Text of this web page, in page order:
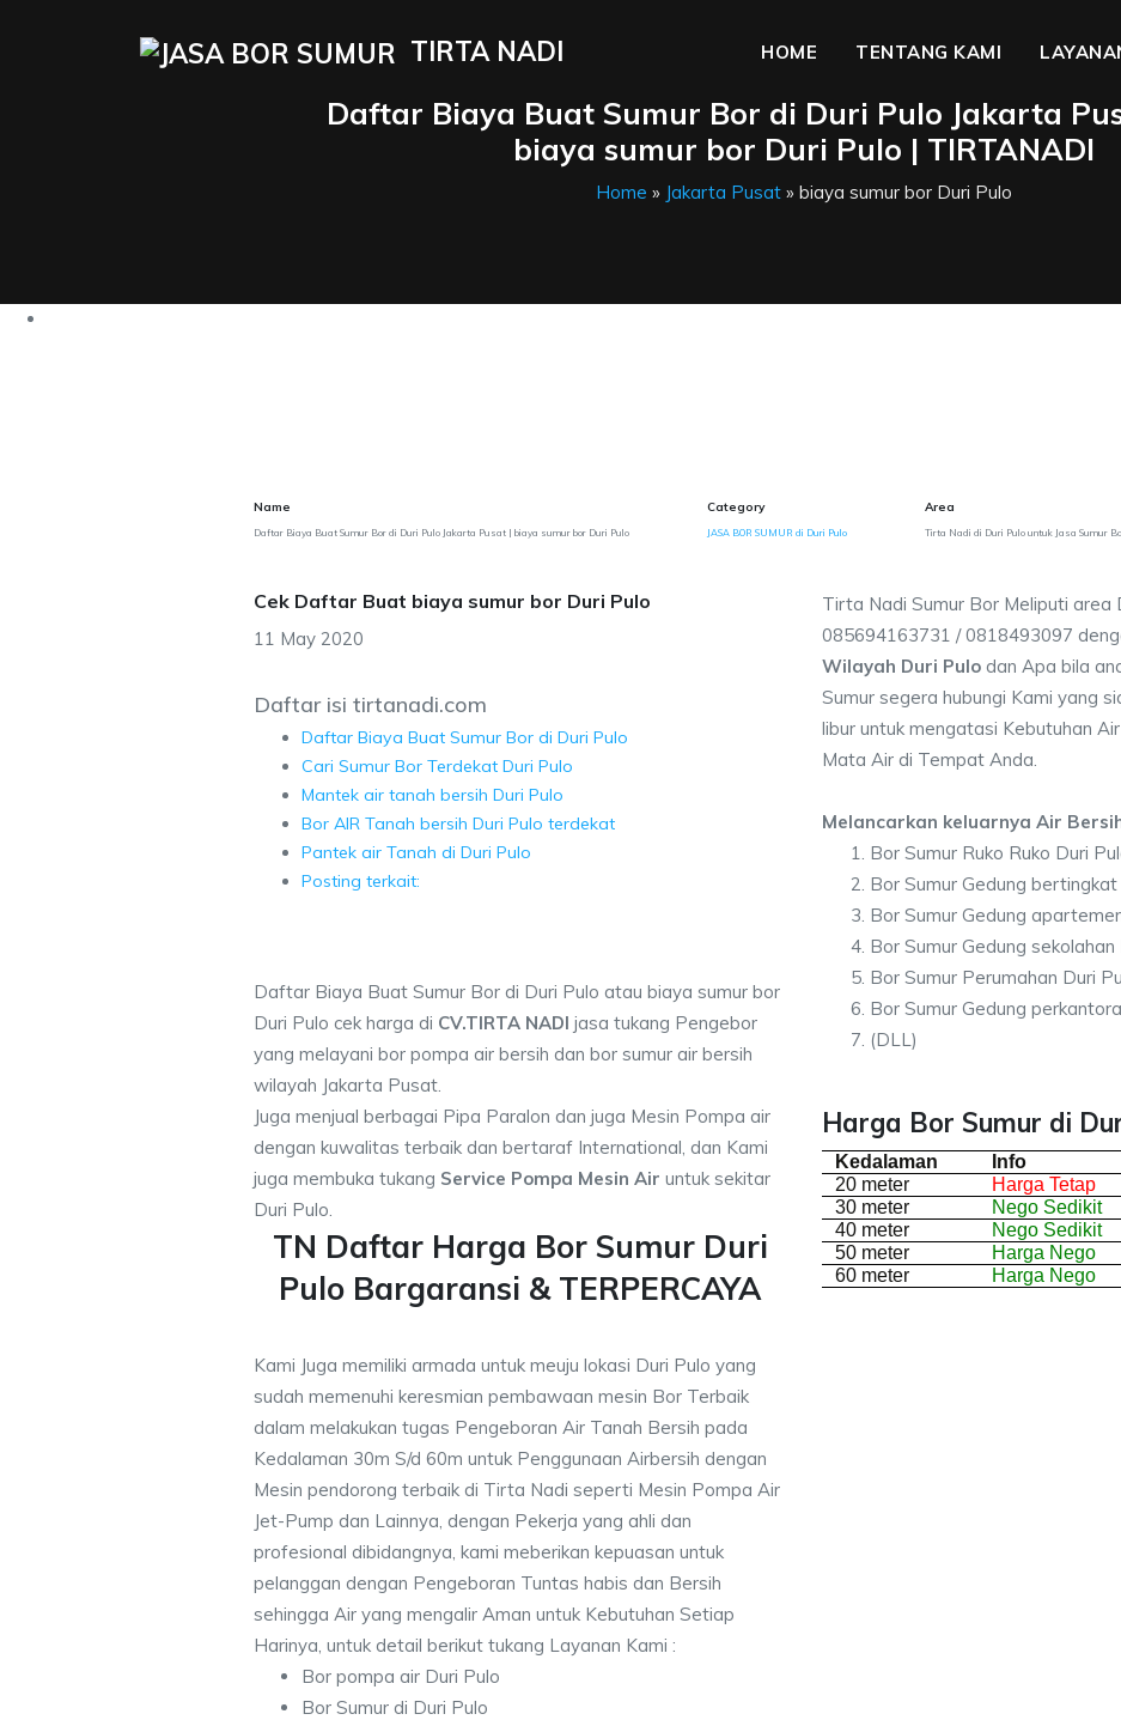
TIRTA NADI HOME TENTANG KAMI
Daftar Biaya Buat Sumur Bor di Duri Pulo Jakarta
biaya sumur bor Duri Pulo | TIRTANADI
Home » Jakarta Pusat » biaya sumur bor Duri Pulo
Name
Daftar Biaya Buat Sumur Bor di Duri Pulo Jakarta Pusat | biaya sumur bor Duri Pulo
Category
JASA BOR SUMUR di Duri Pulo
Area
Tirta Nadi di Duri Pulo untuk Jasa Sumur
Cek Daftar Buat biaya sumur bor Duri Pulo
11 May 2020
Daftar isi tirtanadi.com
Daftar Biaya Buat Sumur Bor di Duri Pulo
Cari Sumur Bor Terdekat Duri Pulo
Mantek air tanah bersih Duri Pulo
Bor AIR Tanah bersih Duri Pulo terdekat
Pantek air Tanah di Duri Pulo
Posting terkait:
Daftar Biaya Buat Sumur Bor di Duri Pulo atau biaya sumur bor
Duri Pulo cek harga di CV.TIRTA NADI jasa tukang Pengebor
yang melayani bor pompa air bersih dan bor sumur air bersih
wilayah Jakarta Pusat.
Juga menjual berbagai Pipa Paralon dan juga Mesin Pompa air
dengan kuwalitas terbaik dan bertaraf International, dan Kami
juga membuka tukang Service Pompa Mesin Air untuk sekitar
Duri Pulo.
TN Daftar Harga Bor Sumur Duri
Pulo Bargaransi & TERPERCAYA
Kami Juga memiliki armada untuk meuju lokasi Duri Pulo yang
sudah memenuhi keresmian pembawaan mesin Bor Terbaik
dalam melakukan tugas Pengeboran Air Tanah Bersih pada
Kedalaman 30m S/d 60m untuk Penggunaan Airbersih dengan
Mesin pendorong terbaik di Tirta Nadi seperti Mesin Pompa Air
Jet-Pump dan Lainnya, dengan Pekerja yang ahli dan
profesional dibidangnya, kami meberikan kepuasan untuk
pelanggan dengan Pengeboran Tuntas habis dan Bersih
sehingga Air yang mengalir Aman untuk Kebutuhan Setiap
Harinya, untuk detail berikut tukang Layanan Kami :
Bor pompa air Duri Pulo
Bor Sumur di Duri Pulo
Tirta Nadi Sumur Bor Meliputi area
085694163731 / 0818493097
Wilayah Duri Pulo dan Apa bila
Sumur segera hubungi Kami yang
libur untuk mengatasi Kebutuhan
Mata Air di Tempat Anda.
Melancarkan keluarnya Air
Bor Sumur Ruko Ruko Duri
Bor Sumur Gedung bertingkat
Bor Sumur Gedung
Bor Sumur Gedung sekolahan
Bor Sumur Perumahan Duri
Bor Sumur Gedung
(DLL)
Harga Bor Sumur di
Kedalaman Info
20 meter
Harga Tetap
30 meter
Nego Sedikit
40 meter
Nego Sedikit
50 meter
Harga Nego
60 meter
Harga Nego